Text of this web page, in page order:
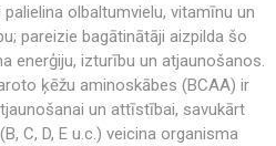
olbaltumvielu, vitamīnu un
pareizie bagātinātāji aizpilda šo
enerģiju, izturību un atjaunošanos.
ķēžu aminoskābes (BCAA) ir
un attīstībai, savukārt
C, D, E u.c.) veicina organisma